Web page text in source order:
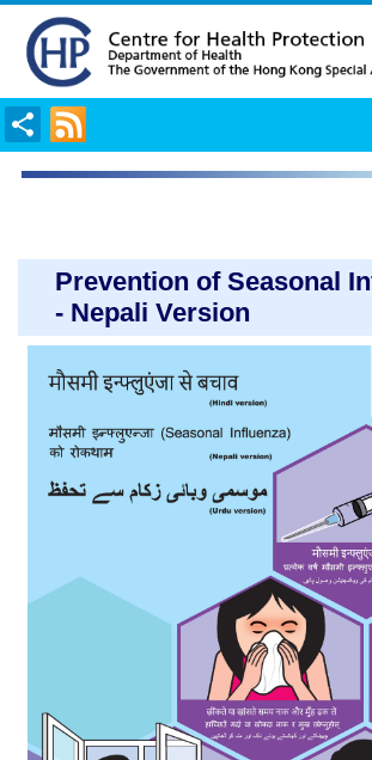
ShareRSS
Prevention of Seasonal
- Nepali Version